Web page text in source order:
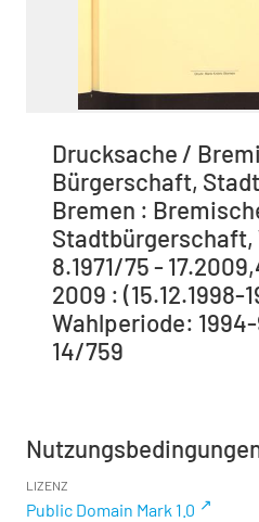
Drucksache /
Bürgerschaft,
Bremen :
Stadtbürgerschaft,
8.1971/75 -
2009 : (15.12.1998-
Wahlperiode:
14/759
LIZENZ
Public Domain Mark 1.0